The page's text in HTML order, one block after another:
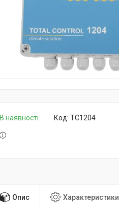
В наявності Код: TC1204
Опис Характеристики